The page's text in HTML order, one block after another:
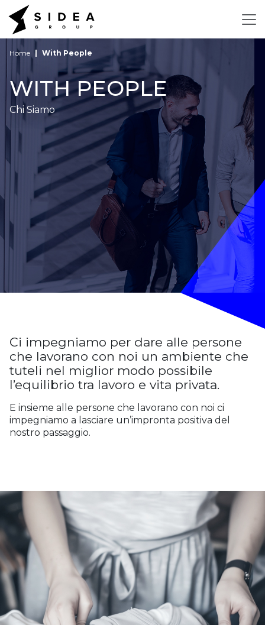
Home With People
WITH PEOPLE
Chi Siamo
Ci impegniamo per dare alle persone
che lavorano con noi un ambiente che
tuteli nel miglior modo possibile
l’equilibrio tra lavoro e vita privata.
E insieme alle persone che lavorano con noi ci
impegniamo a lasciare un’impronta positiva del
nostro passaggio.